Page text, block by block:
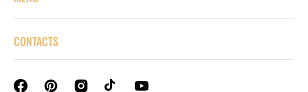
CONTACTS